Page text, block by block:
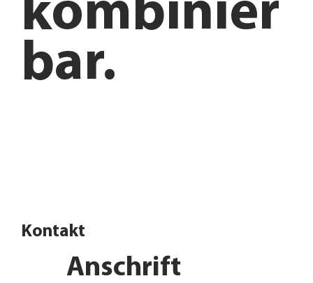
kombinier
bar.
Kontakt
Anschrift